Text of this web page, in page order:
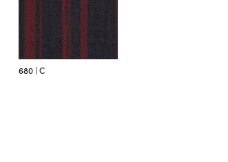
680 | C